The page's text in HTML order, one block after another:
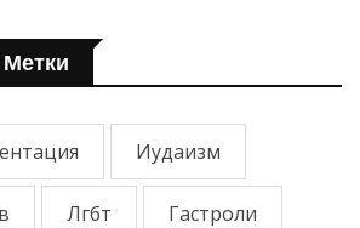
Иудаизм
Лгбт Гастроли